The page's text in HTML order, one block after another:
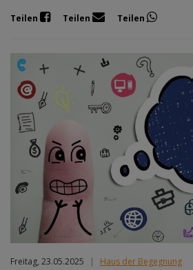
Teilen Teilen Teilen
Freitag, 23.05.2025 | Haus der Begegnung